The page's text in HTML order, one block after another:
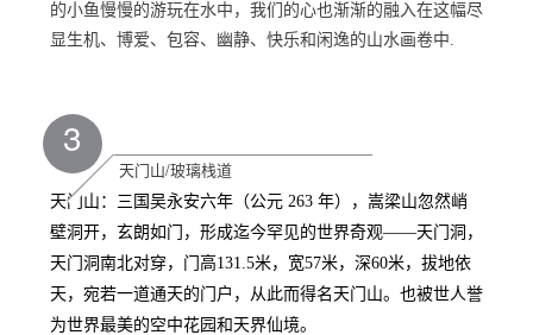
的小鱼慢慢的游玩在水中，我们的心也渐渐的融入在这幅尽
显生机、博爱、包容、幽静、快乐和闲逸的山水画卷中.
天门山/玻璃栈道
3
天门山： 三国吴永安六年（公元 263 年），嵩梁山忽然峭
壁洞开，玄朗如门，形成迄今罕见的世界奇观――天门洞，
天门洞南北对穿，门高131.5米，宽57米，深60米，拔地依
天，宛若一道通天的门户，从此而得名天门山。也被世人誉
为世界最美的空中花园和天界仙境。